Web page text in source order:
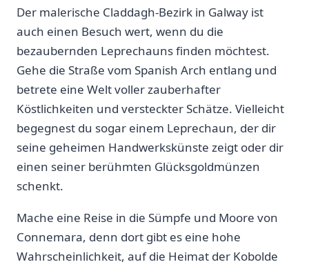
Der malerische Claddagh-Bezirk in ⁢Galway ist
auch einen Besuch wert, wenn du die
bezaubernden ​Leprechauns finden ​möchtest.
⁢Gehe die Straße vom Spanish Arch entlang und
betrete eine Welt⁤ voller zauberhafter
Köstlichkeiten und versteckter ⁤Schätze. Vielleicht
begegnest du sogar einem Leprechaun, der ‌dir‍
seine geheimen Handwerkskünste zeigt oder dir
einen ‍seiner berühmten Glücksgoldmünzen⁣
schenkt.
Mache eine Reise in die ​Sümpfe und Moore ‌von​
Connemara, denn dort gibt es eine‍ hohe
Wahrscheinlichkeit, auf die Heimat der Kobolde